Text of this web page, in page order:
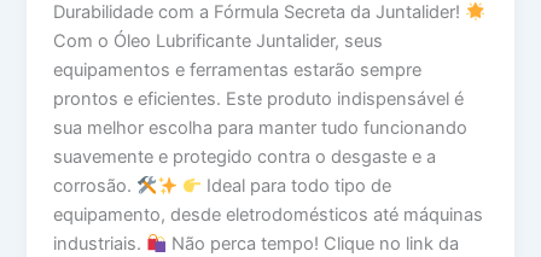
Durabilidade com a Fórmula Secreta da Juntalider!
Com o Óleo Lubrificante Juntalider, seus
equipamentos e ferramentas estarão sempre
prontos e eficientes. Este produto indispensável é
sua melhor escolha para manter tudo funcionando
suavemente e protegido contra o desgaste e a
corrosão.
Ideal para todo tipo de
equipamento, desde eletrodomésticos até máquinas
industriais.
Não perca tempo! Clique no link da